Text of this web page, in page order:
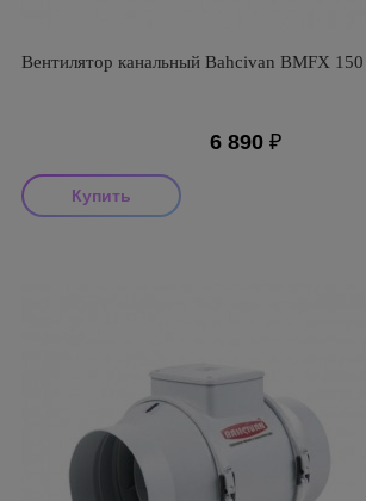
Вентилятор канальный Bahcivan BMFX 150
6 890 ₽